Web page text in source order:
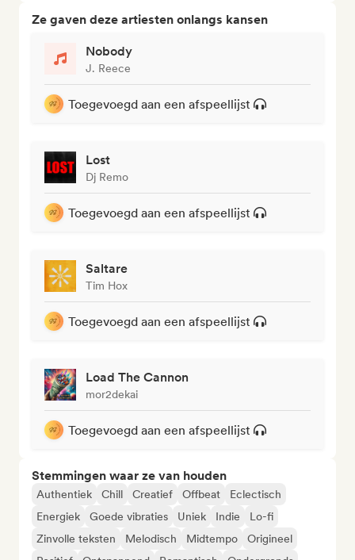
Ze gaven deze artiesten onlangs kansen
Nobody
J. Reece
Toegevoegd aan een afspeellijst
Lost
Dj Remo
Toegevoegd aan een afspeellijst
Saltare
Tim Hox
Toegevoegd aan een afspeellijst
Load The Cannon
mor2dekai
Toegevoegd aan een afspeellijst
Stemmingen waar ze van houden
Authentiek Chill Creatief Offbeat
Eclectisch
Energiek
Goede vibraties Uniek Indie
Lo-fi
Zinvolle teksten
Melodisch Midtempo
Origineel